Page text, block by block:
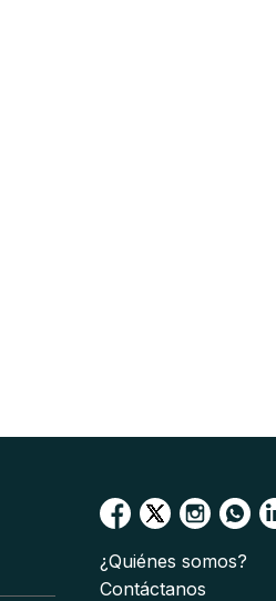
¿Quiénes somos?
Contáctanos